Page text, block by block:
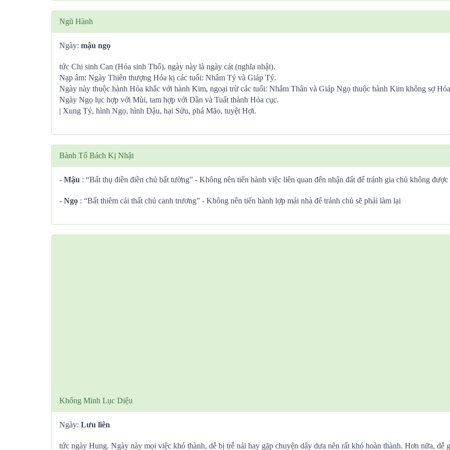
Ngũ Hành
Ngày: mậu ngọ
tức Chi sinh Can (Hỏa sinh Thổ), ngày này là ngày cát (nghĩa nhật).
Nạp âm: Ngày Thiên thượng Hỏa kị các tuổi: Nhâm Tý và Giáp Tý.
Ngày này thuộc hành Hỏa khắc với hành Kim, ngoại trừ các tuổi: Nhâm Thân và Giáp Ngọ thuộc hành Kim không sợ
Ngày Ngọ lục hợp với Mùi, tam hợp với Dần và Tuất thành Hỏa cục.
| Xung Tý, hình Ngọ, hình Dậu, hại Sửu, phá Mão, tuyệt Hợi.
Bành Tổ Bách Kị Nhật
- Mậu : “Bất thụ điền điền chủ bất tường” - Không nên tiến hành việc liên quan đến nhận đất để tránh gia chủ không được
- Ngọ : “Bất thiêm cái thất chủ canh trương” - Không nên tiến hành lợp mái nhà để tránh chủ sẽ phải làm lại
Khổng Minh Lục Diệu
Ngày: Lưu liên
tức ngày Hung. Ngày này mọi việc khó thành, dễ bị trễ nải hay gặp chuyện dây dưa nên rất khó hoàn thành. Hơn nữa,